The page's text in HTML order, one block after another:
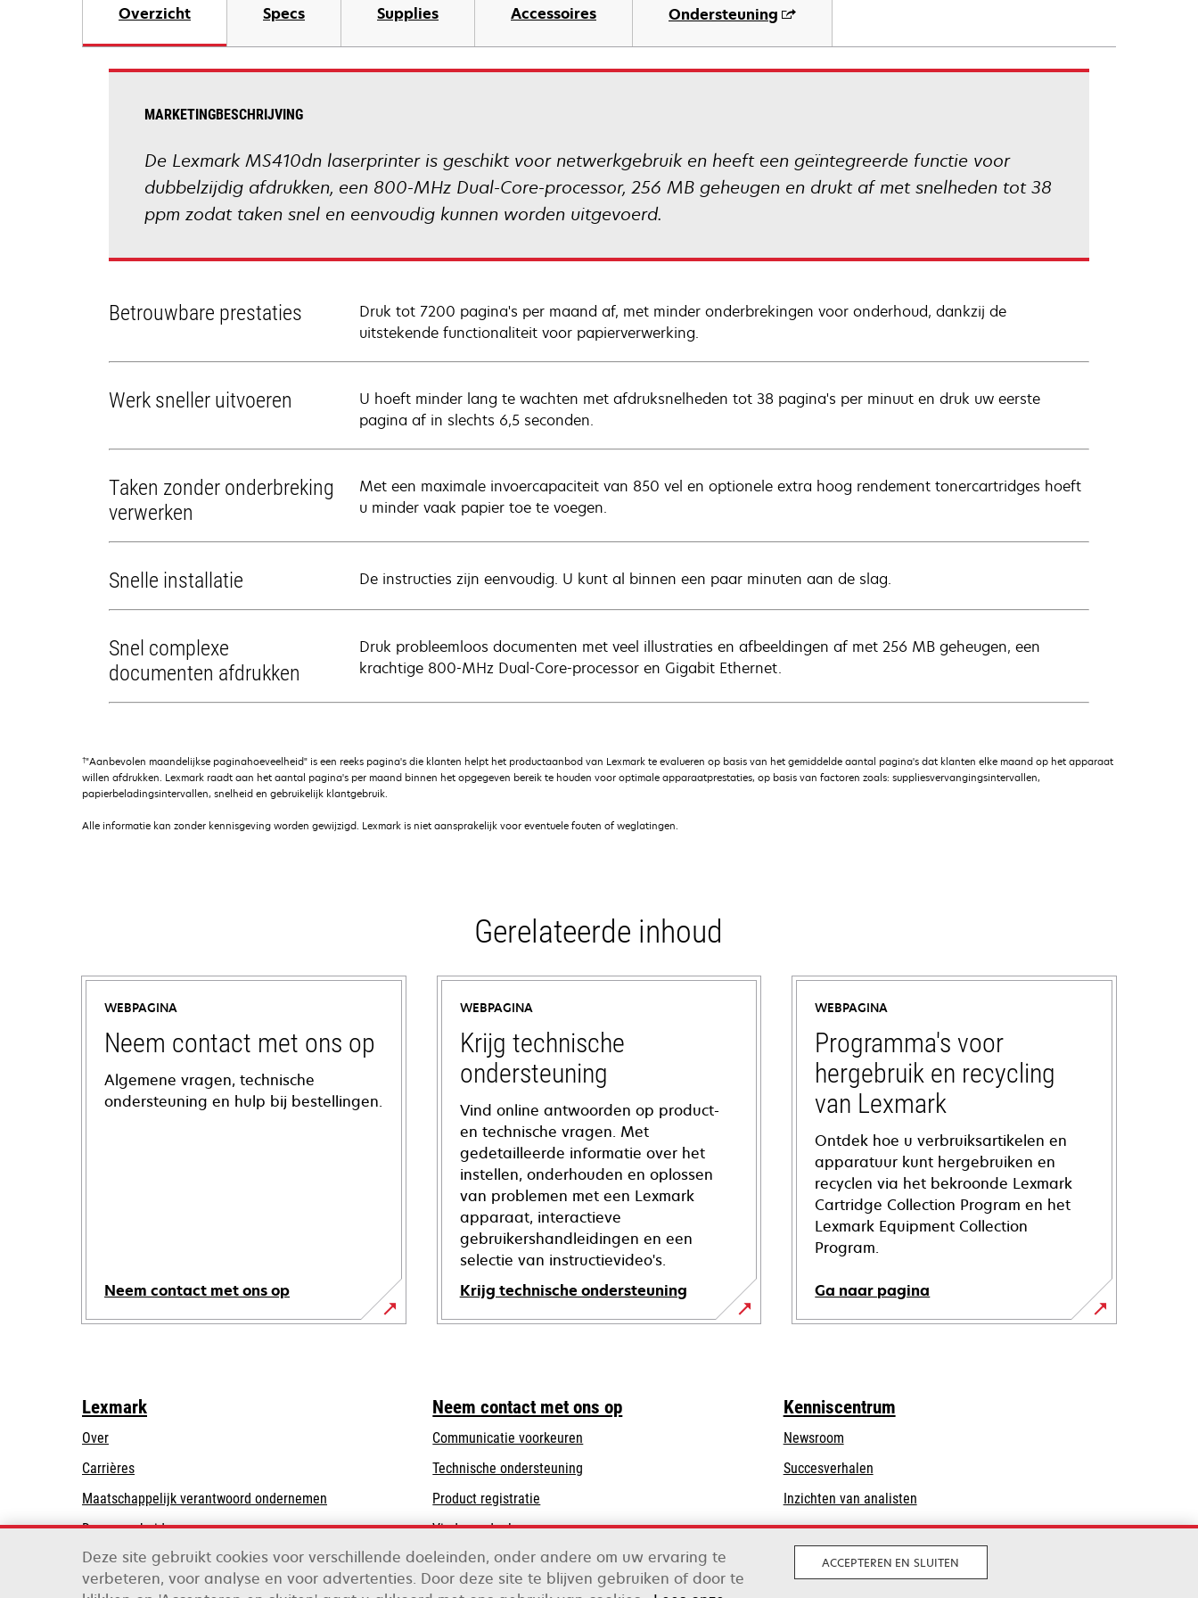
Overzicht Specs Supplies Accessoires Ondersteuning
MARKETINGBESCHRIJVING
De Lexmark MS410dn laserprinter is geschikt voor netwerkgebruik en heeft een geïntegreerde functie voor
dubbelzijdig afdrukken, een 800-MHz Dual-Core-processor, 256 MB geheugen en drukt af met snelheden tot 38
ppm zodat taken snel en eenvoudig kunnen worden uitgevoerd.
Betrouwbare prestaties
Druk tot 7200 pagina's per maand af, met minder onderbrekingen voor onderhoud, dankzij de
uitstekende functionaliteit voor papierverwerking.
Werk sneller uitvoeren
U hoeft minder lang te wachten met afdruksnelheden tot 38 pagina's per minuut en druk uw eerste
pagina af in slechts 6,5 seconden.
Taken zonder onderbreking
verwerken
Met een maximale invoercapaciteit van 850 vel en optionele extra hoog rendement tonercartridges hoeft
u minder vaak papier toe te voegen.
Snelle installatie De instructies zijn eenvoudig. U kunt al binnen een paar minuten aan de slag.
Snel complexe
documenten afdrukken
Druk probleemloos documenten met veel illustraties en afbeeldingen af met 256 MB geheugen, een
krachtige 800-MHz Dual-Core-processor en Gigabit Ethernet.
†"Aanbevolen maandelijkse paginahoeveelheid" is een reeks pagina's die klanten helpt het productaanbod van Lexmark te evalueren op basis van het gemiddelde aantal pagina's dat klanten elke maand op het apparaat
willen afdrukken. Lexmark raadt aan het aantal pagina's per maand binnen het opgegeven bereik te houden voor optimale apparaatprestaties, op basis van factoren zoals: suppliesvervangingsintervallen,
papierbeladingsintervallen, snelheid en gebruikelijk klantgebruik.
Alle informatie kan zonder kennisgeving worden gewijzigd. Lexmark is niet aansprakelijk voor eventuele fouten of weglatingen.
Gerelateerde inhoud
WEBPAGINA
Neem contact met ons op
Algemene vragen, technische
ondersteuning en hulp bij bestellingen.
Neem contact met ons op
WEBPAGINA
Krijg technische
ondersteuning
Vind online antwoorden op product-
en technische vragen. Met
gedetailleerde informatie over het
instellen, onderhouden en oplossen
van problemen met een Lexmark
apparaat, interactieve
gebruikershandleidingen en een
selectie van instructievideo's.
Krijg technische ondersteuning
opens
tab
WEBPAGINA
Programma's voor
hergebruik en recycling
van Lexmark
Ontdek hoe u verbruiksartikelen en
apparatuur kunt hergebruiken en
recyclen via het bekroonde Lexmark
Cartridge Collection Program en het
Lexmark Equipment Collection
Program.
Ga naar pagina
Lexmark
Over
Carrières
Maatschappelijk verantwoord ondernemen
new
tab
Duurzaamheid
Lexmark Partners
Neem contact met ons op
Communicatie voorkeuren
Technische ondersteuning
new
tab
Product registratie
Vind een dealer
Kenniscentrum
Newsroom
Succesverhalen
Inzichten van analisten
Deze site gebruikt cookies voor verschillende doeleinden, onder andere om uw ervaring te
verbeteren, voor analyse en voor advertenties. Door deze site te blijven gebruiken of door te
ACCEPTEREN EN SLUITEN